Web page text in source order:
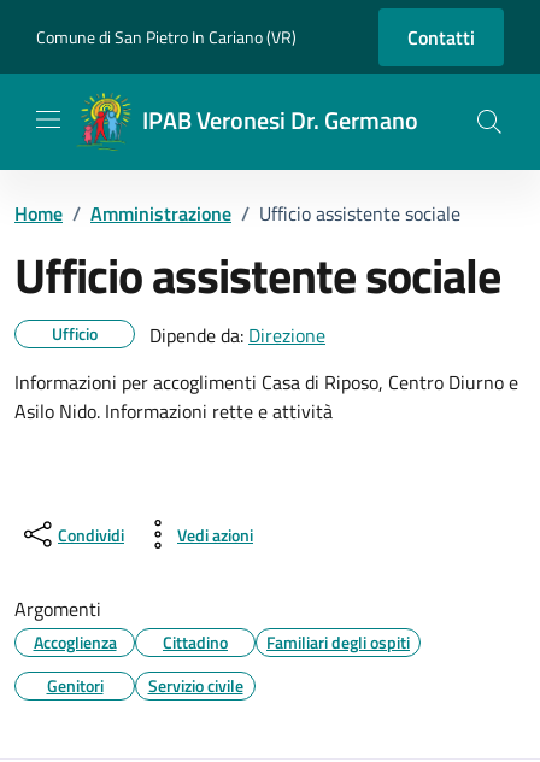
Comune di San Pietro In Cariano (VR) Contatti
IPAB Veronesi Dr. Germano
Home / Amministrazione / Ufficio assistente sociale
Ufficio assistente sociale
Dettagli dell'unità
Ufficio Dipende da: Direzione
Informazioni per accoglimenti Casa di Riposo, Centro Diurno e
Asilo Nido. Informazioni rette e attività
Condividi Vedi azioni
Argomenti
Accoglienza Cittadino
Familiari degli ospiti
Genitori
Servizio civile